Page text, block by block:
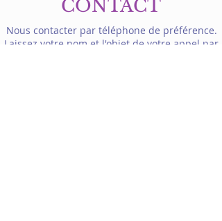
CONTACT
Nous contacter par téléphone de préférence.
Laissez votre nom et l'objet de votre appel par